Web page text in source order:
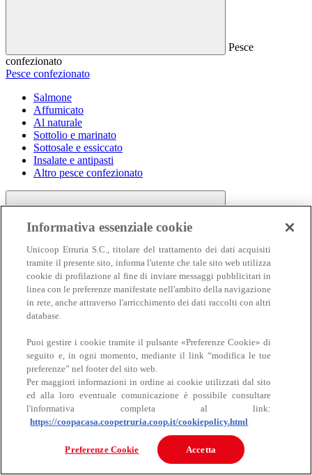
Pesce
confezionato
Pesce confezionato
Salmone
Affumicato
Al naturale
Sottolio e marinato
Sottosale e essiccato
Insalate e antipasti
Altro pesce confezionato
Carne
Carne
Bovino
Informativa essenziale cookie
Unicoop Etruria S.C., titolare del trattamento dei dati acquisiti
tramite il presente sito, informa l'utente che tale sito web utilizza
cookie di profilazione al fine di inviare messaggi pubblicitari in
linea con le preferenze manifestate nell'ambito della navigazione
in rete, anche attraverso l'arricchimento dei dati raccolti con altri
database.
Puoi gestire i cookie tramite il pulsante «Preferenze Cookie» di
seguito e, in ogni momento, mediante il link “modifica le tue
preferenze” nel footer del sito web.
Per maggiori informazioni in ordine ai cookie utilizzati dal sito
ed alla loro eventuale comunicazione è possibile consultare
l'informativa completa al link:
https://coopacasa.coopetruria.coop.it/cookiepolicy.html
Preferenze Cookie Accetta